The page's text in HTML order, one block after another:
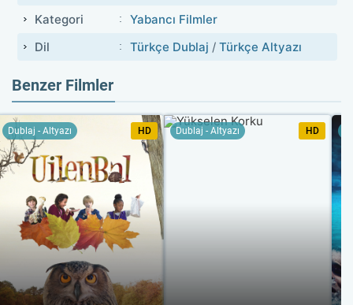
Kategori
Yabancı Filmler
Dil
Türkçe Dublaj / Türkçe Altyazı
Benzer Filmler
Dublaj - Altyazı HD Dublaj - Altyazı HD